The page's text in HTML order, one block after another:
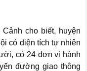
cho biết, huyện
có diện tích tự nhiên
có 24 đơn vị hành
đường giao thông